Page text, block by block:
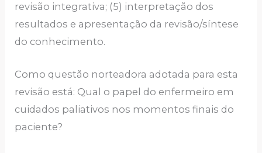
revisão integrativa; (5) interpretação dos
resultados e apresentação da revisão/síntese
do conhecimento.
Como questão norteadora adotada para esta
revisão está: Qual o papel do enfermeiro em
cuidados paliativos nos momentos finais do
paciente?